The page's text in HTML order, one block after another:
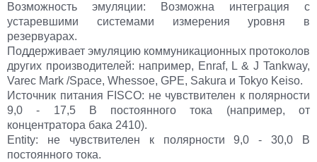
Возможность эмуляции: Возможна интеграция с
устаревшими системами измерения уровня в
резервуарах.
Поддерживает эмуляцию коммуникационных протоколов
других производителей: например, Enraf, L & J Tankway,
Varec Mark /Space, Whessoe, GPE, Sakura и Tokyo Keiso.
Источник питания FISCO: не чувствителен к полярности
9,0 - 17,5 В постоянного тока (например, от
концентратора бака 2410).
Entity: не чувствителен к полярности 9,0 - 30,0 В
постоянного тока.